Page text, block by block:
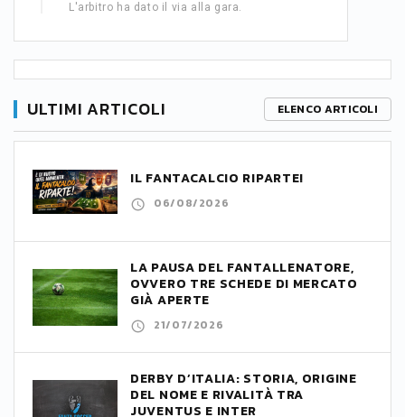
L'arbitro ha dato il via alla gara.
ULTIMI ARTICOLI ELENCO ARTICOLI
IL FANTACALCIO RIPARTE!
06/08/2026
LA PAUSA DEL FANTALLENATORE,
OVVERO TRE SCHEDE DI MERCATO
GIÀ APERTE
21/07/2026
DERBY D’ITALIA: STORIA, ORIGINE
DEL NOME E RIVALITÀ TRA
JUVENTUS E INTER